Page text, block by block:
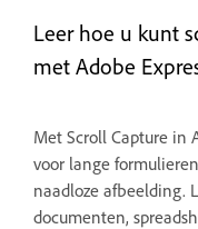
Leer hoe u kunt
met Adobe
Met Scroll Capture in
voor lange
naadloze afbeelding.
documenten,